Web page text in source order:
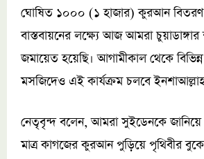
ঘোষিত ১০০০ (১ হাজার) কুরআন বিতরণ
বাস্তবায়নের লক্ষ্যে আজ আমরা চুয়াডাঙ্গার
জমায়েত হয়েছি। আগামীকাল থেকে বিভিন্ন
মসজিদেও এই কার্যক্রম চলবে
নেতৃবৃন্দ বলেন, আমরা সুইডেনকে
মাত্র কাগজের কুরআন পুড়িয়ে পৃথিবীর